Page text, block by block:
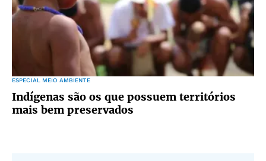
ESPECIAL MEIO AMBIENTE
Indígenas são os que possuem territórios
mais bem preservados